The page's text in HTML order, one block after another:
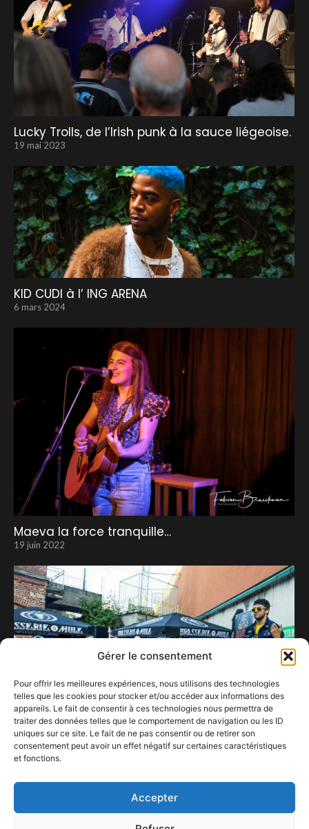
Gérer le consentement
Pour offrir les meilleures expériences, nous utilisons des technologies
telles que les cookies pour stocker et/ou accéder aux informations des
appareils. Le fait de consentir à ces technologies nous permettra de
traiter des données telles que le comportement de navigation ou les ID
uniques sur ce site. Le fait de ne pas consentir ou de retirer son
consentement peut avoir un effet négatif sur certaines caractéristiques
et fonctions.
Accepter
Lucky Trolls, de l’Irish punk à la sauce liégeoise.
19 mai 2023
KID CUDI à l’ ING ARENA
6 mars 2024
Maeva la force tranquille…
19 juin 2022
3 juillet 2023